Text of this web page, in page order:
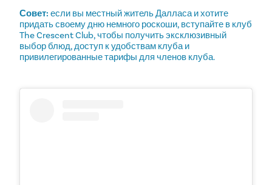
Совет: если вы местный житель Далласа и хотите
придать своему дню немного роскоши, вступайте в клуб
The Crescent Club, чтобы получить эксклюзивный
выбор блюд, доступ к удобствам клуба и
привилегированные тарифы для членов клуба.